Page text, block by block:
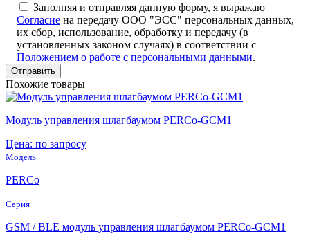
Заполняя и отправляя данную форму, я выражаю
Согласие на передачу ООО "ЭСС" персональных данных,
их сбор, использование, обработку и передачу (в
установленных законом случаях) в соответствии с
Положением о работе с персональными данными.
Похожие товары
Модуль управления шлагбаумом PERCo-GCM1
Цена: по запросу
Модель
PERCo
Серия
GSM / BLE модуль управления шлагбаумом PERCo-GCM1